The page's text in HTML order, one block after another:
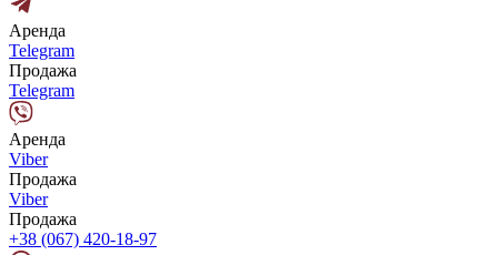
Аренда
Telegram
Продажа
Telegram
Аренда
Viber
Продажа
Viber
Продажа
+38 (067) 420-18-97